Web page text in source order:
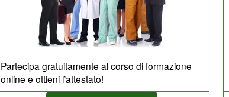
Partecipa gratuitamente al corso di formazione
online e ottieni l’attestato!